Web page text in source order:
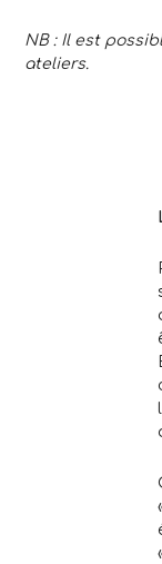
NB : Il est
ateliers.